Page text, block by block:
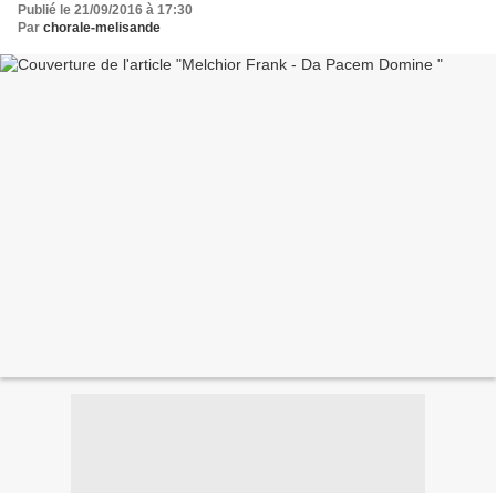
Publié le 21/09/2016 à 17:30
Par chorale-melisande